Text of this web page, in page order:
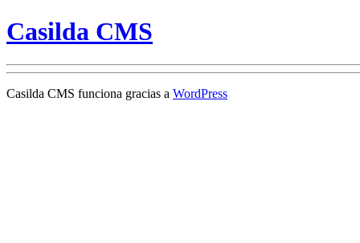
Casilda CMS
Casilda CMS funciona gracias a WordPress